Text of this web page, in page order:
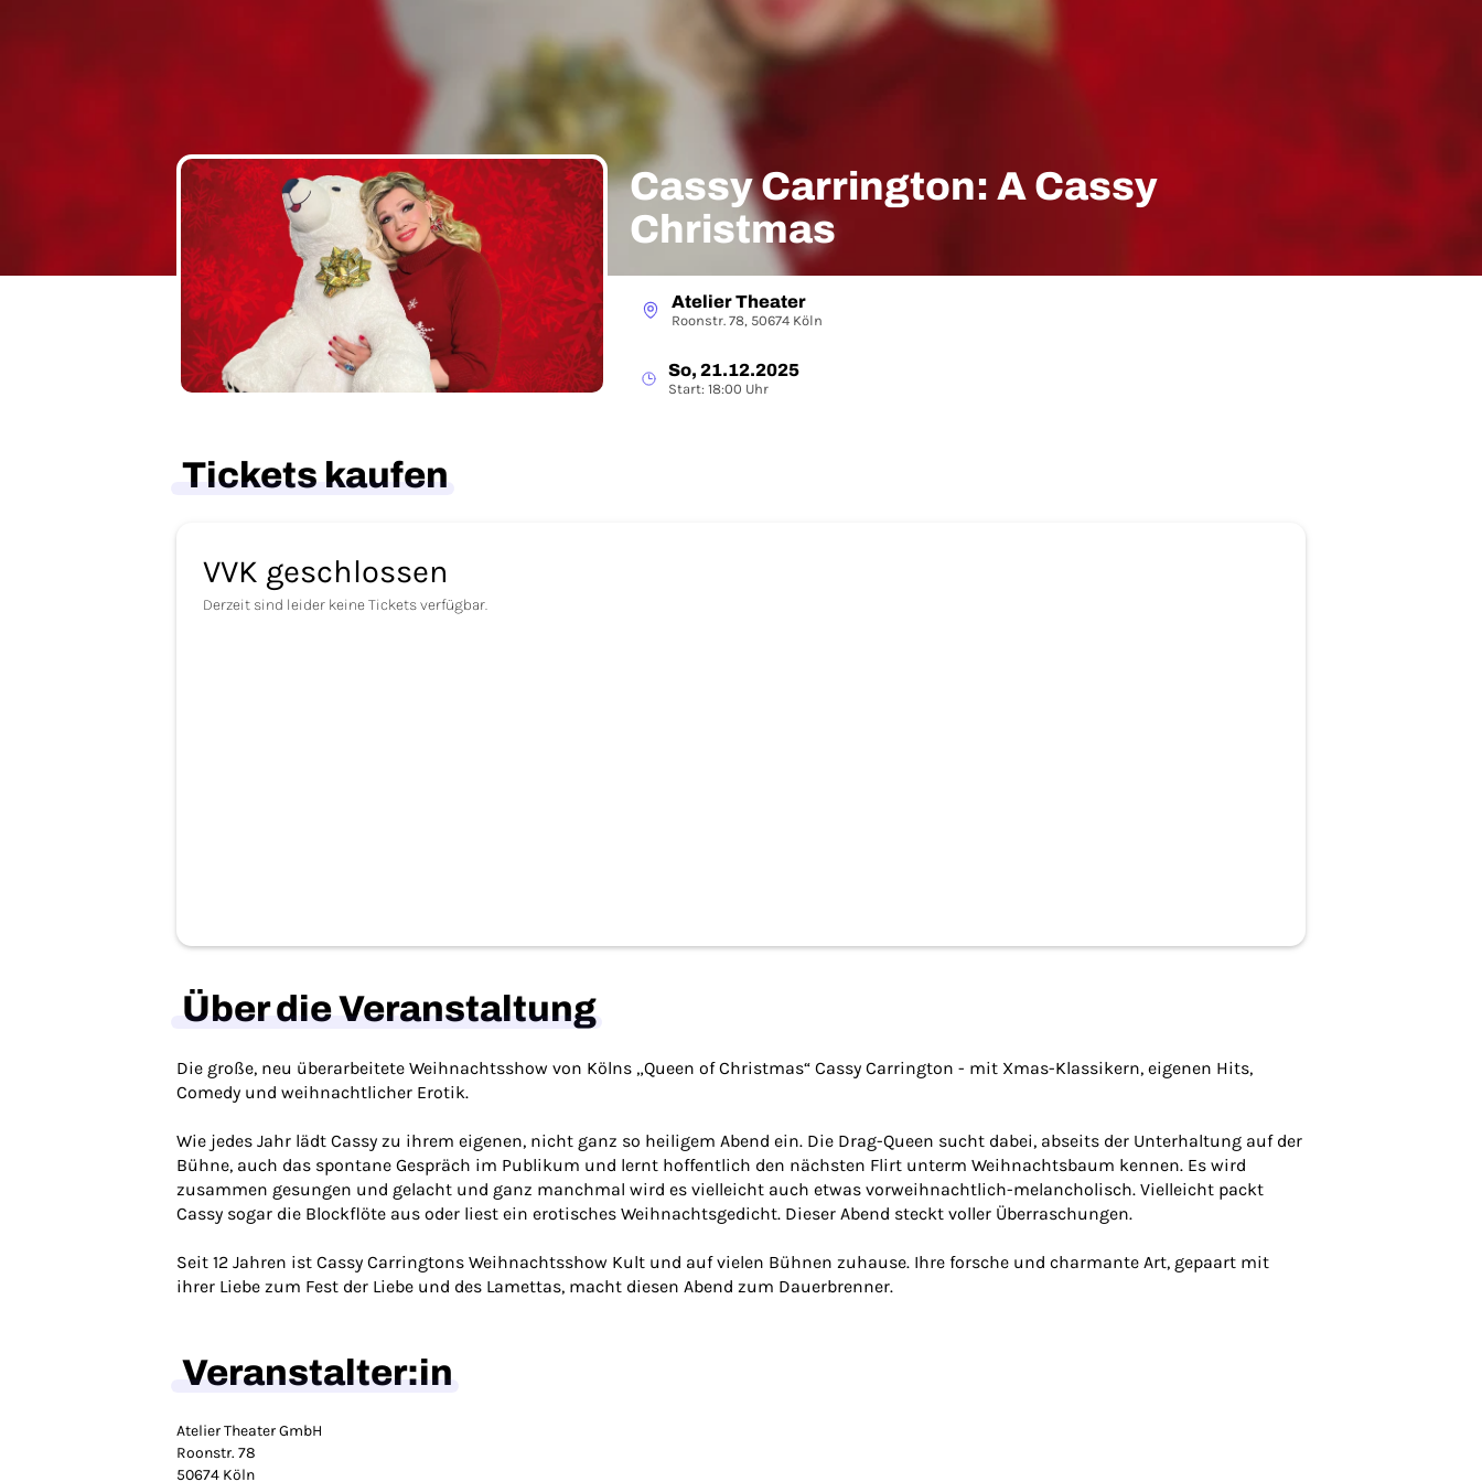
Cassy Carrington: A Cassy
Christmas
Atelier Theater
Roonstr. 78, 50674 Köln
So, 21.12.2025
Start: 18:00 Uhr
Tickets kaufen
VVK geschlossen
Derzeit sind leider keine Tickets verfügbar.
Über die Veranstaltung
Die große, neu überarbeitete Weihnachtsshow von Kölns „Queen of Christmas“ Cassy Carrington - mit Xmas-Klassikern, eigenen Hits,
Comedy und weihnachtlicher Erotik.
Wie jedes Jahr lädt Cassy zu ihrem eigenen, nicht ganz so heiligem Abend ein. Die Drag-Queen sucht dabei, abseits der Unterhaltung auf der
Bühne, auch das spontane Gespräch im Publikum und lernt hoffentlich den nächsten Flirt unterm Weihnachtsbaum kennen. Es wird
zusammen gesungen und gelacht und ganz manchmal wird es vielleicht auch etwas vorweihnachtlich-melancholisch. Vielleicht packt
Cassy sogar die Blockflöte aus oder liest ein erotisches Weihnachtsgedicht. Dieser Abend steckt voller Überraschungen.
Seit 12 Jahren ist Cassy Carringtons Weihnachtsshow Kult und auf vielen Bühnen zuhause. Ihre forsche und charmante Art, gepaart mit
ihrer Liebe zum Fest der Liebe und des Lamettas, macht diesen Abend zum Dauerbrenner.
Veranstalter:in
Atelier Theater GmbH
Roonstr. 78
50674 Köln